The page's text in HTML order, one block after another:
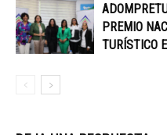
PREMIO
TURÍSTICO